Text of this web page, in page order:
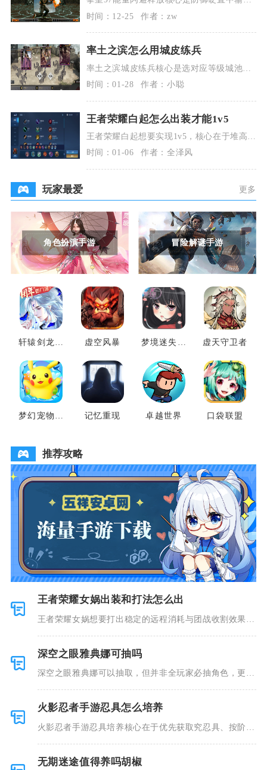
前/后+AB，消耗1格能量，实现无敌翻滚规
避攻击并
时间：12-25 作者：zw
率土之滨怎么用城皮练兵
率土之滨城皮练兵核心是选对应等级城池外
围地块，利用守军多梯队连续作战机制反复
出征，搭配合理
时间：01-28 作者：小聪
王者荣耀白起怎么出装才能1v5
王者荣耀白起想要实现1v5，核心在于堆高生
命值、双抗与回复能力，搭配宿命、调和、
虚空的铭文
时间：01-06 作者：全泽风
玩家最爱 更多
角色扮演手游 冒险解谜手游
轩辕剑龙舞
虚空风暴
梦境迷失之
虚天守卫者
梦幻宠物联
记忆重现 卓越世界 口袋联盟
推荐攻略
王者荣耀女娲出装和打法怎么出
王者荣耀女娲想要打出稳定的远程消耗与团战收割效果，
深空之眼雅典娜可抽吗
深空之眼雅典娜可以抽取，但并非全玩家必抽角色，更适
火影忍者手游忍具怎么培养
火影忍者手游忍具培养核心在于优先获取究忍具、按阶段
无期迷途值得养吗胡椒